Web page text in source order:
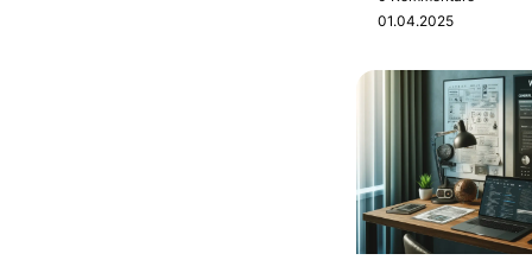
01.04.2025